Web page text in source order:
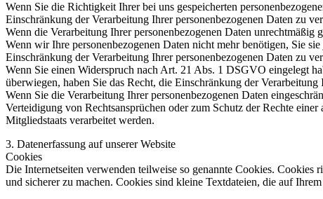
Wenn Sie die Richtigkeit Ihrer bei uns gespeicherten
Einschränkung der Verarbeitung Ihrer personenbezogenen Daten zu
Wenn die Verarbeitung Ihrer personenbezogenen Daten
Wenn wir Ihre personenbezogenen Daten nicht mehr benötigen, Sie
Einschränkung der Verarbeitung Ihrer personenbezogenen Daten zu
Wenn Sie einen Widerspruch nach Art. 21 Abs. 1 DSGVO eingelegt
überwiegen, haben Sie das Recht, die Einschränkung der
Wenn Sie die Verarbeitung Ihrer personenbezogenen Daten
Verteidigung von Rechtsansprüchen oder zum Schutz der Rechte
Mitgliedstaats verarbeitet werden.
3. Datenerfassung auf unserer Website
Cookies
Die Internetseiten verwenden teilweise so genannte Cookies.
und sicherer zu machen. Cookies sind kleine Textdateien, die auf